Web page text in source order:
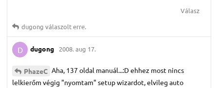
Válasz
dugong válaszolt erre.
D dugong 2008. aug 17.
PhazeC Aha, 137 oldal manuál...:D ehhez most nincs
lelkierőm végig "nyomtam" setup wizardot, elvileg auto